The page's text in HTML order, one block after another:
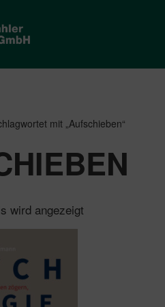
mit „Aufschieben“
wird angezeigt